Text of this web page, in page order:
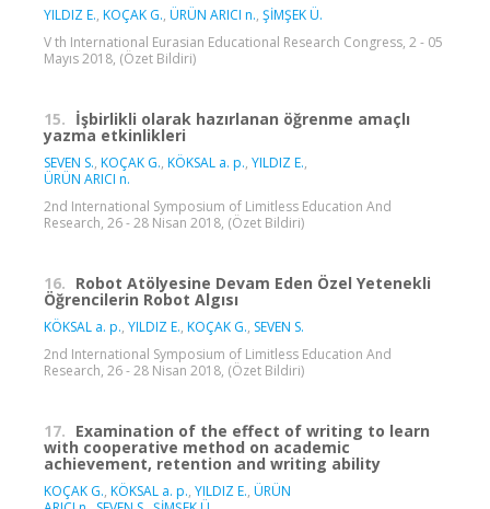
YILDIZ E., KOÇAK G., ÜRÜN ARICI n., ŞİMŞEK Ü.
V th International Eurasian Educational Research Congress, 2 - 05
Mayıs 2018, (Özet Bildiri)
15. İşbirlikli olarak hazırlanan öğrenme amaçlı
yazma etkinlikleri
SEVEN S., KOÇAK G., KÖKSAL a. p., YILDIZ E.,
ÜRÜN ARICI n.
2nd International Symposium of Limitless Education And
Research, 26 - 28 Nisan 2018, (Özet Bildiri)
16. Robot Atölyesine Devam Eden Özel Yetenekli
Öğrencilerin Robot Algısı
KÖKSAL a. p., YILDIZ E., KOÇAK G., SEVEN S.
2nd International Symposium of Limitless Education And
Research, 26 - 28 Nisan 2018, (Özet Bildiri)
17. Examination of the effect of writing to learn
with cooperative method on academic
achievement, retention and writing ability
KOÇAK G., KÖKSAL a. p., YILDIZ E., ÜRÜN